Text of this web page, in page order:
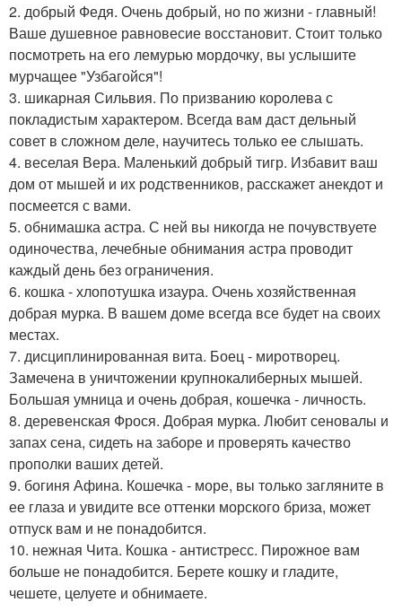
2. добрый Федя. Очень добрый, но по жизни - главный!
Ваше душевное равновесие восстановит. Стоит только
посмотреть на его лемурью мордочку, вы услышите
мурчащее "Узбагойся"!
3. шикарная Сильвия. По призванию королева с
покладистым характером. Всегда вам даст дельный
совет в сложном деле, научитесь только ее слышать.
4. веселая Вера. Маленький добрый тигр. Избавит ваш
дом от мышей и их родственников, расскажет анекдот и
посмеется с вами.
5. обнимашка астра. С ней вы никогда не почувствуете
одиночества, лечебные обнимания астра проводит
каждый день без ограничения.
6. кошка - хлопотушка изаура. Очень хозяйственная
добрая мурка. В вашем доме всегда все будет на своих
местах.
7. дисциплинированная вита. Боец - миротворец.
Замечена в уничтожении крупнокалиберных мышей.
Большая умница и очень добрая, кошечка - личность.
8. деревенская Фрося. Добрая мурка. Любит сеновалы и
запах сена, сидеть на заборе и проверять качество
прополки ваших детей.
9. богиня Афина. Кошечка - море, вы только загляните в
ее глаза и увидите все оттенки морского бриза, может
отпуск вам и не понадобится.
10. нежная Чита. Кошка - антистресс. Пирожное вам
больше не понадобится. Берете кошку и гладите,
чешете, целуете и обнимаете.